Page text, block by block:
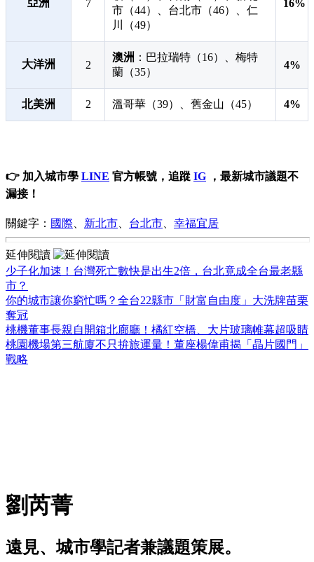
7
市（44）、台北市（46）、仁
川（49）
16%
大洋洲 2
澳洲 ：巴拉瑞特（16）、梅特
蘭（35）
4%
北美洲 2 溫哥華（39）、舊金山（45） 4%
👉 加入城市學 LINE 官方帳號，追蹤 IG ，最新城市議題不
漏接！
關鍵字： 國際 新北市 台北市 幸福宜居
延伸閱讀
少子化加速！台灣死亡數快是出生2倍，台北竟成全台最老縣
市？
你的城市讓你窮忙嗎？全台22縣市「財富自由度」大洗牌苗栗
奪冠
桃機董事長親自開箱北廊廳！橘紅空橋、大片玻璃帷幕超吸睛
桃園機場第三航廈不只拚旅運量！董座楊偉甫揭「晶片國門」
戰略
劉芮菁
遠見、城市學記者兼議題策展。